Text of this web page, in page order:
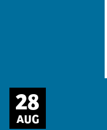
28
AUG